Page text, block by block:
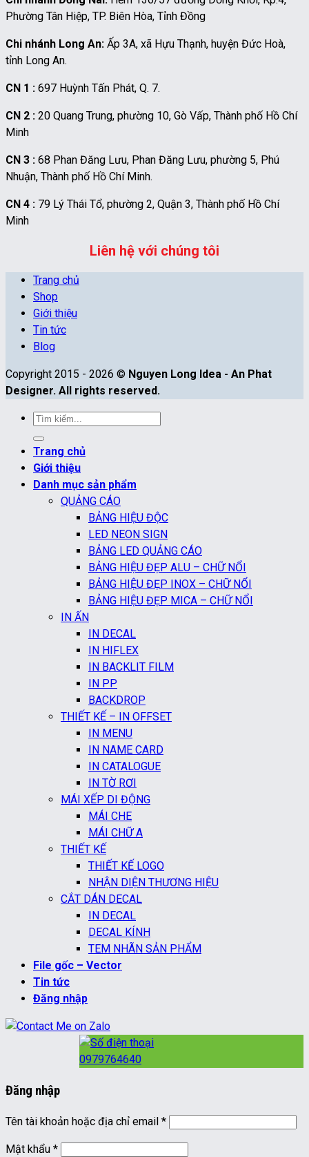
Phường Tân Hiệp, TP. Biên Hòa, Tỉnh Đồng
Chi nhánh Long An: Ấp 3A, xã Hựu Thạnh, huyện Đức Hoà,
tỉnh Long An.
CN 1 : 697 Huỳnh Tấn Phát, Q. 7.
CN 2 : 20 Quang Trung, phường 10, Gò Vấp, Thành phố Hồ Chí
Minh
CN 3 : 68 Phan Đăng Lưu, Phan Đăng Lưu, phường 5, Phú
Nhuận, Thành phố Hồ Chí Minh.
CN 4 : 79 Lý Thái Tổ, phường 2, Quận 3, Thành phố Hồ Chí
Minh
Liên hệ với chúng tôi
Trang chủ
Shop
Giới thiệu
Tin tức
Blog
Copyright 2015 - 2026 © Nguyen Long Idea - An Phat
Designer. All rights reserved.
Tìm
kiếm:
Trang chủ
Giới thiệu
Danh mục sản phẩm
QUẢNG CÁO
BẢNG HIỆU ĐỘC
LED NEON SIGN
BẢNG LED QUẢNG CÁO
BẢNG HIỆU ĐẸP ALU – CHỮ NỔI
BẢNG HIỆU ĐẸP INOX – CHỮ NỔI
BẢNG HIỆU ĐẸP MICA – CHỮ NỔI
IN ẤN
IN DECAL
IN HIFLEX
IN BACKLIT FILM
IN PP
BACKDROP
THIẾT KẾ – IN OFFSET
IN MENU
IN NAME CARD
IN CATALOGUE
IN TỜ RƠI
MÁI XẾP DI ĐỘNG
MÁI CHE
MÁI CHỮ A
THIẾT KẾ
THIẾT KẾ LOGO
NHẬN DIỆN THƯƠNG HIỆU
CẮT DÁN DECAL
IN DECAL
DECAL KÍNH
TEM NHÃN SẢN PHẨM
File gốc – Vector
Tin tức
Đăng nhập
0979764640
Đăng nhập
Tên tài khoản hoặc địa chỉ email *Bắt
Mật khẩu *Bắt